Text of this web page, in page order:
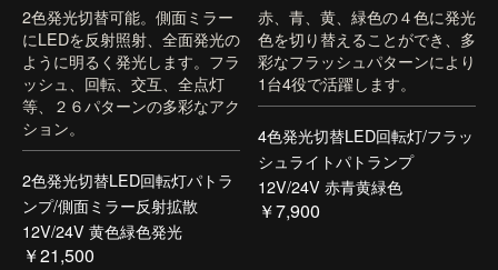
2色発光切替可能。側面ミラー
にLEDを反射照射、全面発光の
ように明るく発光します。フラ
ッシュ、回転、交互、全点灯
等、２６パターンの多彩なアク
ション。
2色発光切替LED回転灯パトラ
ンプ/側面ミラー反射拡散
12V/24V 黄色緑色発光
￥21,500
赤、青、黄、緑色の４色に発光
色を切り替えることができ、多
彩なフラッシュパターンにより
1台4役で活躍します。
4色発光切替LED回転灯/フラッ
シュライトパトランプ
12V/24V 赤青黄緑色
￥7,900